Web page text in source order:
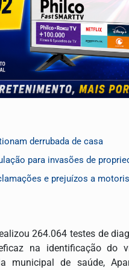
derrubada de casa
para invasões de
e prejuízos a
264.064 testes de
na identificação do
municipal de saúde,